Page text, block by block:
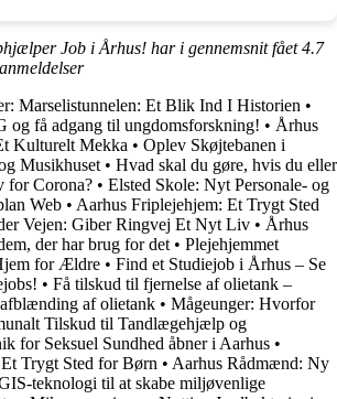
Job i Århus! har i gennemsnit fået4.7
anmeldelser
Marselistunnelen: Et Blik Ind I Historien •
få adgang til ungdomsforskning! • Århus
Kulturelt Mekka • Oplev Skøjtebanen i
Musikhuset • Hvad skal du gøre, hvis du eller
for Corona? • Elsted Skole: Nyt Personale- og
Web • Aarhus Friplejehjem: Et Trygt Sted
Vejen: Giber Ringvej Et Nyt Liv • Århus
der har brug for det • Plejehjemmet
for Ældre • Find et Studiejob i Århus – Se
• Få tilskud til fjernelse af olietank –
af olietank • Mågeunger: Hvorfor
Tilskud til Tandlægehjælp og
for Seksuel Sundhed åbner i Aarhus •
Trygt Sted for Børn • Aarhus Rådmænd: Ny
teknologi til at skabe miljøvenlige